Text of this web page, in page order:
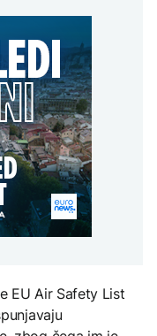
penzija u
i
u
isključuje
nafte na
hoće li
BiH
EU Air Safety List